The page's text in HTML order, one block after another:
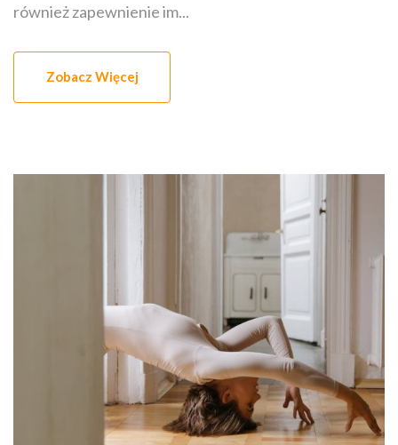
również zapewnienie im...
Zobacz Więcej